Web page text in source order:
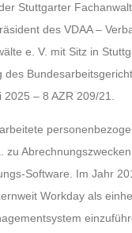
Stuttgarter
des VDAA –
e. V. mit Sitz in
des
– 8 AZR 209/21.
zu
Software. Im Jahr
Workday als